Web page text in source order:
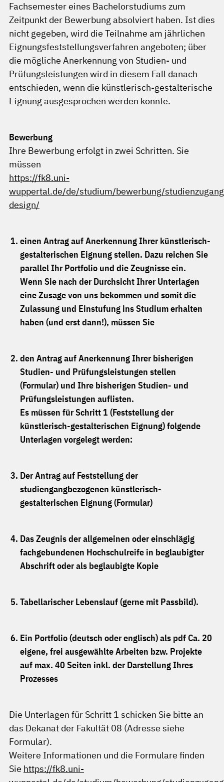
Fachsemester eines Bachelorstudiums zum
Zeitpunkt der Bewerbung absolviert haben. Ist dies
nicht gegeben, wird die Teilnahme am jährlichen
Eignungsfeststellungsverfahren angeboten; über
die mögliche Anerkennung von Studien- und
Prüfungsleistungen wird in diesem Fall danach
entschieden, wenn die künstlerisch-gestalterische
Eignung ausgesprochen werden konnte.
Bewerbung
Ihre Bewerbung erfolgt in zwei Schritten. Sie
müssen
https://fk8.uni-
wuppertal.de/de/studium/bewerbung/
design/
einen Antrag auf Anerkennung Ihrer künstlerisch-
gestalterischen Eignung stellen. Dazu reichen Sie
parallel Ihr Portfolio und die Zeugnisse ein.
Wenn Sie nach der Durchsicht Ihrer Unterlagen
eine Zusage von uns bekommen und somit die
Zulassung und Einstufung ins Studium erhalten
haben (und erst dann!), müssen Sie
den Antrag auf Anerkennung Ihrer bisherigen
Studien- und Prüfungsleistungen stellen
(Formular) und Ihre bisherigen Studien- und
Prüfungsleistungen auflisten.
Es müssen fürSchritt 1 (Feststellung der
künstlerisch-gestalterischen Eignung)folgende
Unterlagen vorgelegt werden:
Der Antrag auf Feststellung der
studiengangbezogenen künstlerisch-
gestalterischen Eignung (Formular)
Das Zeugnis der allgemeinen oder einschlägig
fachgebundenen Hochschulreife in beglaubigter
Abschrift oder als beglaubigte Kopie
Tabellarischer Lebenslauf (gerne mit Passbild).
Ein Portfolio (deutsch oder englisch) als pdf Ca. 20
eigene, frei ausgewählte Arbeiten bzw. Projekte
auf max. 40 Seiten inkl. der Darstellung Ihres
Prozesses
Die Unterlagen für Schritt 1 schicken Sie bitte an
das Dekanat der Fakultät 08 (Adresse siehe
Formular).
Weitere Informationen und die Formulare finden
Sie https://fk8.uni-